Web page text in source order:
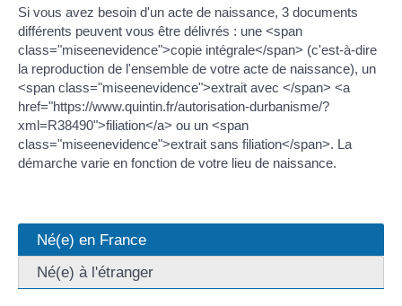
Si vous avez besoin d'un acte de naissance, 3 documents
différents peuvent vous être délivrés : une <span
class="miseenevidence">copie intégrale</span> (c'est-à-dire
la reproduction de l'ensemble de votre acte de naissance), un
<span class="miseenevidence">extrait avec </span> <a
href="https://www.quintin.fr/autorisation-durbanisme/?
xml=R38490">filiation</a> ou un <span
class="miseenevidence">extrait sans filiation</span>. La
démarche varie en fonction de votre lieu de naissance.
Né(e) en France
Né(e) à l'étranger